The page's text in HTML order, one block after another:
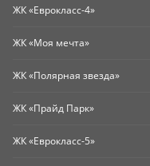
ЖК «Еврокласс-4»
ЖК «Моя мечта»
ЖК «Полярная звезда»
ЖК «Прайд Парк»
ЖК «Еврокласс-5»